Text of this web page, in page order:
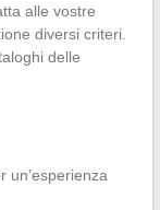
alle vostre
diversi criteri.
delle
un’esperienza